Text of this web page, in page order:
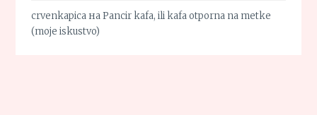
crvenkapica наPancir kafa, ili kafa otporna na metke
(moje iskustvo)